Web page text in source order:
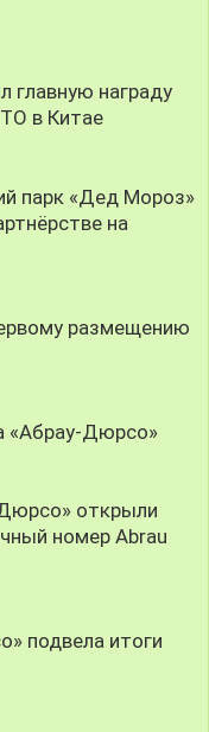
главную награду
в Китае
парк «Дед Мороз»
на
размещению
«Абрау-Дюрсо»
открыли
номер Abrau
подвела итоги